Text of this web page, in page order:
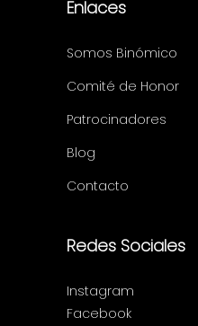
Enlaces
Somos Binómico
Comité de Honor
Patrocinadores
Blog
Contacto
Redes Sociales
Instagram
Facebook